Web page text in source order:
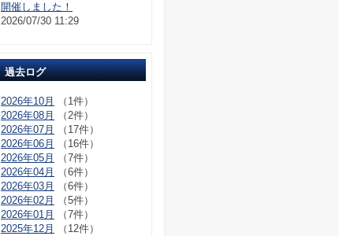
開催しました！
2026/07/30 11:29
過去ログ
2026年10月
（1件）
2026年08月
（2件）
2026年07月
（17件）
2026年06月
（16件）
2026年05月
（7件）
2026年04月
（6件）
2026年03月
（6件）
2026年02月
（5件）
2026年01月
（7件）
2025年12月
（12件）